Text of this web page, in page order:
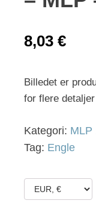
8,03 €
Billedet er
for flere detaljer
Kategori: MLP
Tag: Engle